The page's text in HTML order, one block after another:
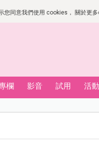
您同意我們使用 cookies， 關於更
欄 影音 試用 活動